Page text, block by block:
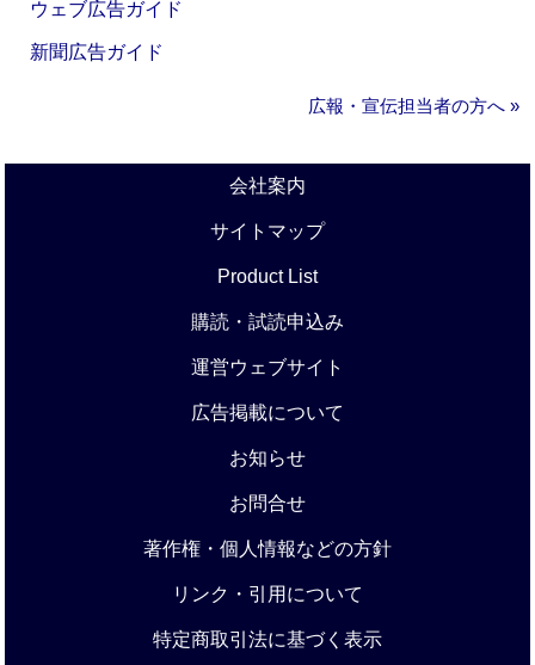
ウェブ広告ガイド
新聞広告ガイド
広報・宣伝担当者の方へ »
会社案内
サイトマップ
Product List
購読・試読申込み
運営ウェブサイト
広告掲載について
お知らせ
お問合せ
著作権・個人情報などの方針
リンク・引用について
特定商取引法に基づく表示